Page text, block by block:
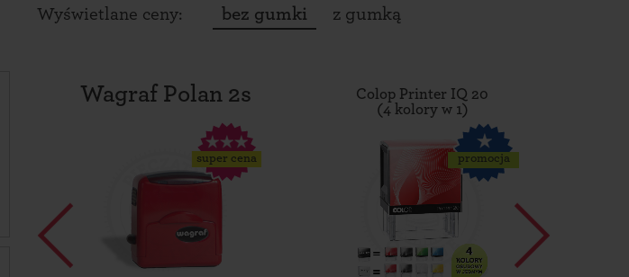
Wyświetlane ceny:
bez gumki z gumką
Wagraf Polan 2s
super cena
Colop Printer IQ 20
(4 kolory w 1)
promocja